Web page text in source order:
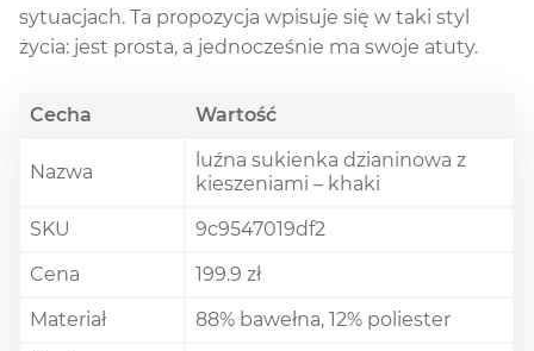
sytuacjach. Ta propozycja wpisuje się w taki styl
życia: jest prosta, a jednocześnie ma swoje atuty.
Cecha Wartość
Nazwa
luźna sukienka dzianinowa z
kieszeniami – khaki
SKU
9c9547019df2
Cena
199.9 zł
Materiał
88% bawełna, 12% poliester